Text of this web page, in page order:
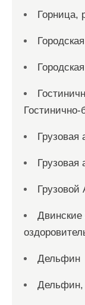
Горница,
Грузовая
Грузовая
Грузовой
Двинские
Дельфин
Дельфин,